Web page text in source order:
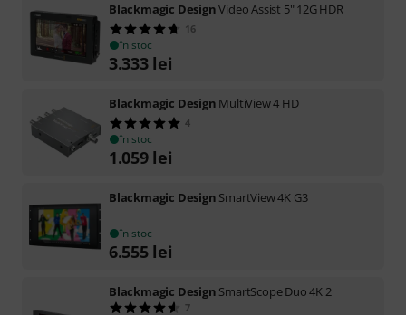
Blackmagic DesignVideo Assist 5" 12G HDR
16
în stoc
3.333 lei
Blackmagic Design MultiView 4 HD
4
în stoc
1.059 lei
Blackmagic Design SmartView 4K G3
în stoc
6.555 lei
Blackmagic Design SmartScope Duo 4K 2
7